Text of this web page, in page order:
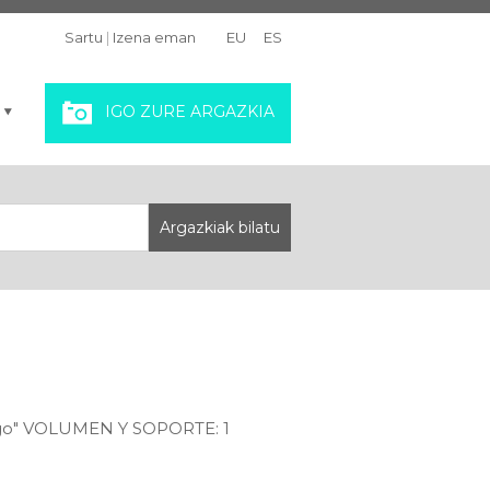
Sartu | Izena eman EU ES
IGO ZURE ARGAZKIA
VOLUMEN Y SOPORTE: 1